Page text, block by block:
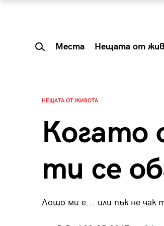
Места Нещата от
НЕЩАТА ОТ ЖИВОТА
Когато
ти се
Лошо ми е... или пък не чак
Summer